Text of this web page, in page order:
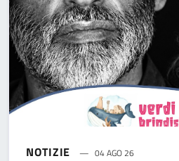
NOTIZIE 04 AGO 26